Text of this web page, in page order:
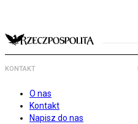
KONTAKT
O nas
Kontakt
Napisz do nas